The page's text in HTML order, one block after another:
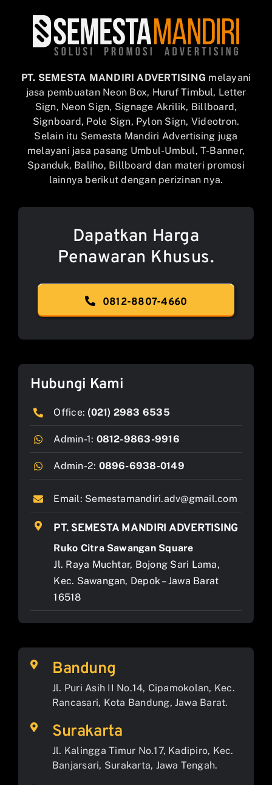
PT. SEMESTA MANDIRI ADVERTISING melayani
jasa pembuatan Neon Box, Huruf Timbul, Letter
Sign, Neon Sign, Signage Akrilik, Billboard,
Signboard, Pole Sign, Pylon Sign, Videotron.
Selain itu Semesta Mandiri Advertising juga
melayani jasa pasang Umbul-Umbul, T-Banner,
Spanduk, Baliho, Billboard dan materi promosi
lainnya berikut dengan perizinan nya.
Dapatkan Harga
Penawaran Khusus.
0812-8807-4660
Hubungi Kami
Office: (021) 2983 6535
Admin-1: 0812-9863-9916
Admin-2: 0896-6938-0149
Email: Semestamandiri.adv@gmail.com
PT. SEMESTA MANDIRI ADVERTISING
Ruko Citra Sawangan Square
Jl. Raya Muchtar, Bojong Sari Lama,
Kec. Sawangan, Depok – Jawa Barat
16518
Bandung
Jl. Puri Asih II No.14, Cipamokolan, Kec.
Rancasari, Kota Bandung, Jawa Barat.
Surakarta
Jl. Kalingga Timur No.17, Kadipiro, Kec.
Banjarsari, Surakarta, Jawa Tengah.